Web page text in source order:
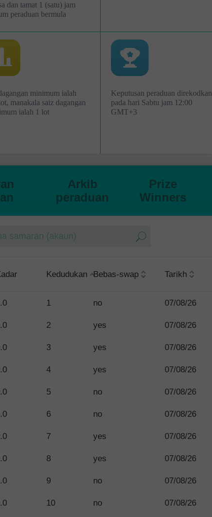
dan tamat 1 (satu) jam
peraduan bermula
minimum ialah
manakala saiz dagangan
ialah 1 lot
Keputusan peraduan direkodkan
pada hari Sabtu jam 12:00
GMT+3
Arkib
peraduan
Prize
Winners
Kedudukan Bebas-swap Tarikh
1 no 07/08/26
2 yes 07/08/26
3 yes 07/08/26
4 yes 07/08/26
5 no 07/08/26
6 no 07/08/26
7 yes 07/08/26
8 yes 07/08/26
9 no 07/08/26
10 no 07/08/26
Buka Buka